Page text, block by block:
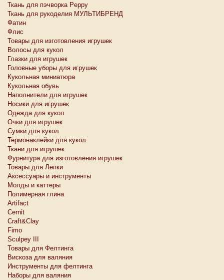
Ткань для пэчворка Peppy
Ткань для рукоделия МУЛЬТИБРЕНД
Фатин
Флис
Товары для изготовления игрушек
Волосы для кукол
Глазки для игрушек
Головные уборы для игрушек
Кукольная миниатюра
Кукольная обувь
Наполнители для игрушек
Носики для игрушек
Одежда для кукол
Очки для игрушек
Сумки для кукол
Термонаклейки для кукол
Ткани для игрушек
Фурнитура для изготовления игрушек
Товары для Лепки
Аксессуары и инструменты
Молды и каттеры
Полимерная глина
Artifact
Cernit
Craft&Clay
Fimo
Sculpey III
Товары для Фелтинга
Вискоза для валяния
Инструменты для фелтинга
Наборы для валяния